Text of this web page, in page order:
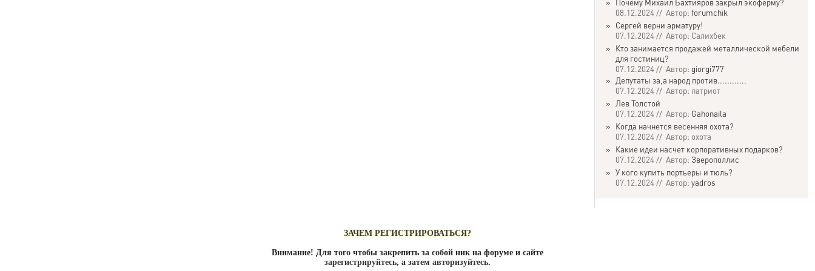
» Почему Михаил Бахтияров закрыл экоферму?
08.12.2024 // Автор: forumchik
» Сергей верни арматуру!
07.12.2024 // Автор: Салихбек
» Кто занимается продажей металлической мебели
для гостиниц?
07.12.2024 // Автор: giorgi777
» Депутаты за,а народ против............
07.12.2024 // Автор: патриот
» Лев Толстой
07.12.2024 // Автор: Gahonaila
» Когда начнется весенняя охота?
07.12.2024 // Автор: охота
» Какие идеи насчет корпоративных подарков?
07.12.2024 // Автор: Зверополлис
» У кого купить портьеры и тюль?
07.12.2024 // Автор: yadros
ЗАЧЕМ РЕГИСТРИРОВАТЬСЯ?
Внимание! Для того чтобы закрепить за собой ник на форуме и сайте
зарегистрируйтесь, а затем авторизуйтесь.